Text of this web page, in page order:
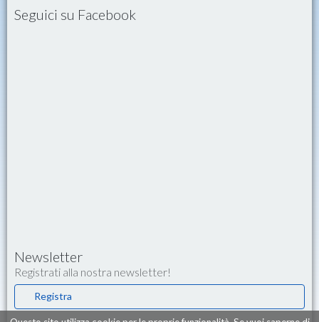
Seguici su Facebook
Newsletter
Registrati alla nostra newsletter!
Registra